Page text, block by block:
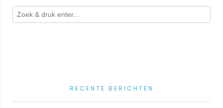
RECENTE BERICHTEN